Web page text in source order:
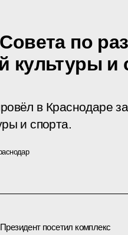
по
культуры и
в Краснодаре
и спорта.
посетил комплекс